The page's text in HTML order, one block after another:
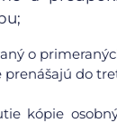
o
prenášajú do
kópie